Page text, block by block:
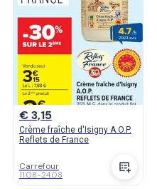
€ 3,15
Crème fraîche d'Isigny A.O.P.
Reflets de France
Carrefour
11.08-24.08